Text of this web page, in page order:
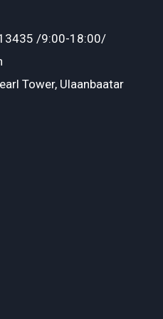
/9:00-18:00/
Tower, Ulaanbaatar